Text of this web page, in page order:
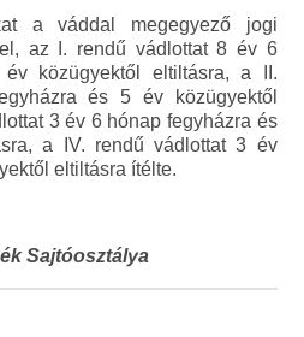
a váddal megegyező jogi
az I. rendű vádlottat 8 év 6
közügyektől eltiltásra, a II.
és 5 év közügyektől
3 év 6 hónap fegyházra és
a IV. rendű vádlottat 3 év
eltiltásra ítélte.
Sajtóosztálya